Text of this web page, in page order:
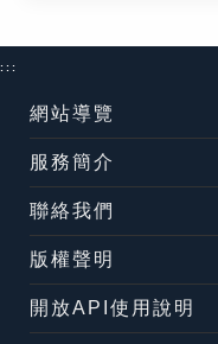
:::
網站導覽
服務簡介
聯絡我們
版權聲明
開放API使用說明